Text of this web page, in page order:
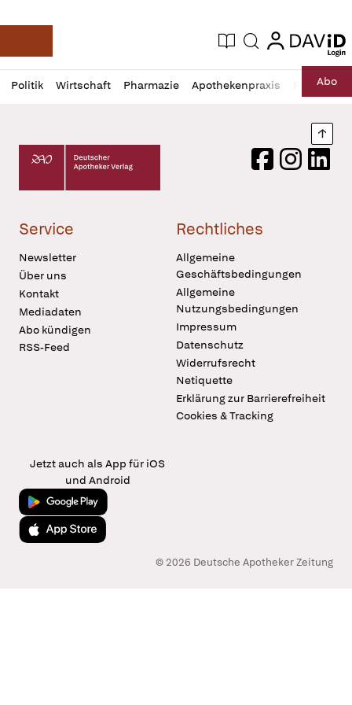
Deutsche Apotheker Zeitung
Aktuelle Ausgabe
Suche login
login
Politik Wirtschaft Pharmazie Apothekenpraxis RechtAbo
Profil
öffnen
Daz
Pur
Deutscher Apotheker Verlag Logo
FacebookInstagram
Service
Newsletter
Über uns
Kontakt
Mediadaten
Abo kündigen
RSS-Feed
Rechtliches
Allgemeine
Geschäftsbedingungen
Allgemeine
Nutzungsbedingungen
Impressum
Datenschutz
Widerrufsrecht
Netiquette
Erklärung zur Barrierefreiheit
Cookies & Tracking
Jetzt auch als App für iOS
und Android
Jetzt bei Google Play
Laden im App Store
© 2026 Deutsche Apotheker Zeitung